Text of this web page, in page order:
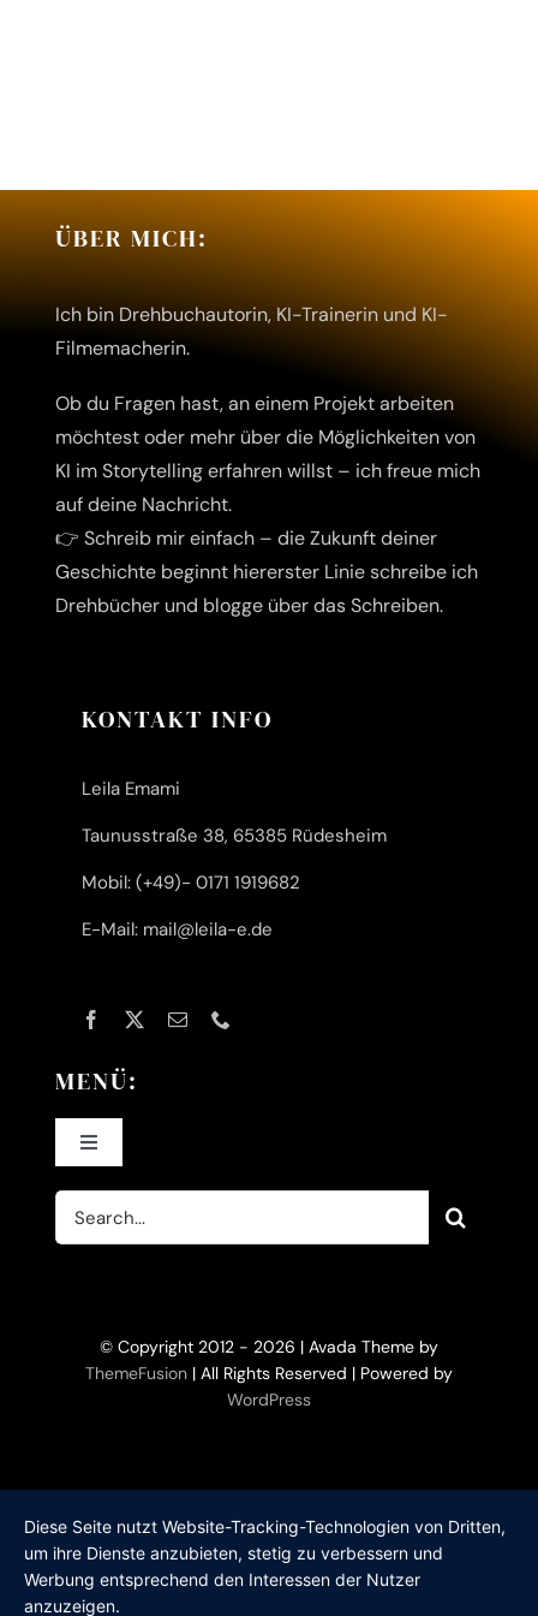
Datenschutz
ÜBER MICH:
Ich bin Drehbuchautorin, KI-Trainerin und KI-
Filmemacherin.
Ob du Fragen hast, an einem Projekt arbeiten
möchtest oder mehr über die Möglichkeiten von
KI im Storytelling erfahren willst – ich freue mich
auf deine Nachricht.
👉 Schreib mir einfach – die Zukunft deiner
Geschichte beginnt hiererster Linie schreibe ich
Drehbücher und blogge über das Schreiben.
KONTAKT INFO
Leila Emami
Taunusstraße 38, 65385 Rüdesheim
Mobil: (+49)- 0171 1919682
E-Mail: mail@leila-e.de
MENÜ:
Toggle
Home
Bücher
Bühne
Suche
nach:
© Copyright 2012 - 2026 | Avada Theme by
ThemeFusion| All Rights Reserved | Powered by
WordPress
Diese Seite nutzt Website-Tracking-Technologien von Dritten,
um ihre Dienste anzubieten, stetig zu verbessern und
Werbung entsprechend den Interessen der Nutzer
anzuzeigen.